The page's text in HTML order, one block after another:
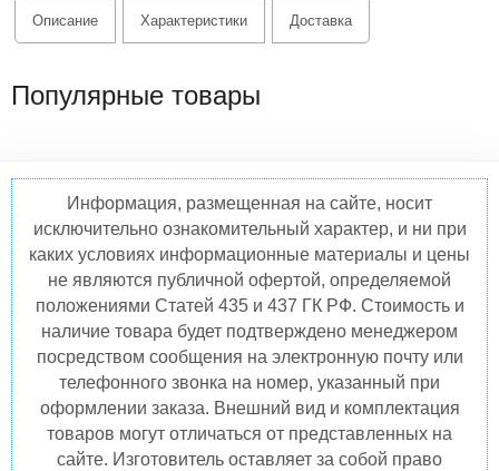
Описание Характеристики Доставка
Популярные товары
Информация, размещенная на сайте, носит
исключительно ознакомительный характер, и ни при
каких условиях информационные материалы и цены
не являются публичной офертой, определяемой
положениями Статей 435 и 437 ГК РФ. Стоимость и
наличие товара будет подтверждено менеджером
посредством сообщения на электронную почту или
телефонного звонка на номер, указанный при
оформлении заказа. Внешний вид и комплектация
товаров могут отличаться от представленных на
сайте. Изготовитель оставляет за собой право